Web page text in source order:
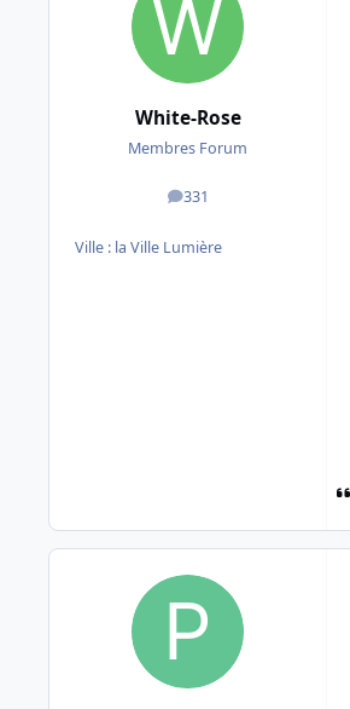
White-Rose
Membres Forum
331
messages
Ville : la Ville Lumière